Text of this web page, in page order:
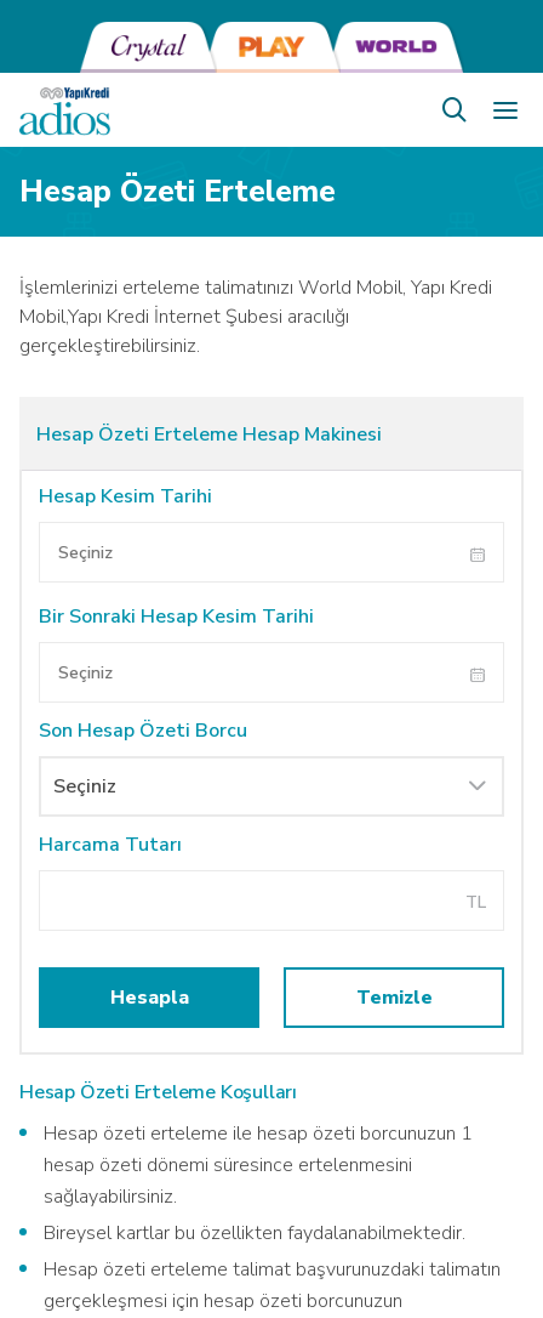
Hesap Özeti Erteleme
İşlemlerinizi erteleme talimatınızı World Mobil, Yapı Kredi
Mobil,Yapı Kredi İnternet Şubesi aracılığı
gerçekleştirebilirsiniz.
Hesap Özeti Erteleme Hesap Makinesi
Hesap Kesim Tarihi
Bir Sonraki Hesap Kesim Tarihi
Son Hesap Özeti Borcu
Harcama Tutarı
TL
Hesapla Temizle
Hesap Özeti Erteleme Koşulları
Hesap özeti erteleme ile hesap özeti borcunuzun 1
hesap özeti dönemi süresince ertelenmesini
sağlayabilirsiniz.
Bireysel kartlar bu özellikten faydalanabilmektedir.
Hesap özeti erteleme talimat başvurunuzdaki talimatın
gerçekleşmesi için hesap özeti borcunuzun